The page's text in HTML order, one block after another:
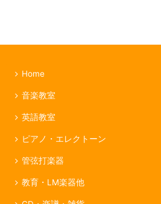
Home
音楽教室
英語教室
ピアノ・エレクトーン
管弦打楽器
教育・LM楽器他